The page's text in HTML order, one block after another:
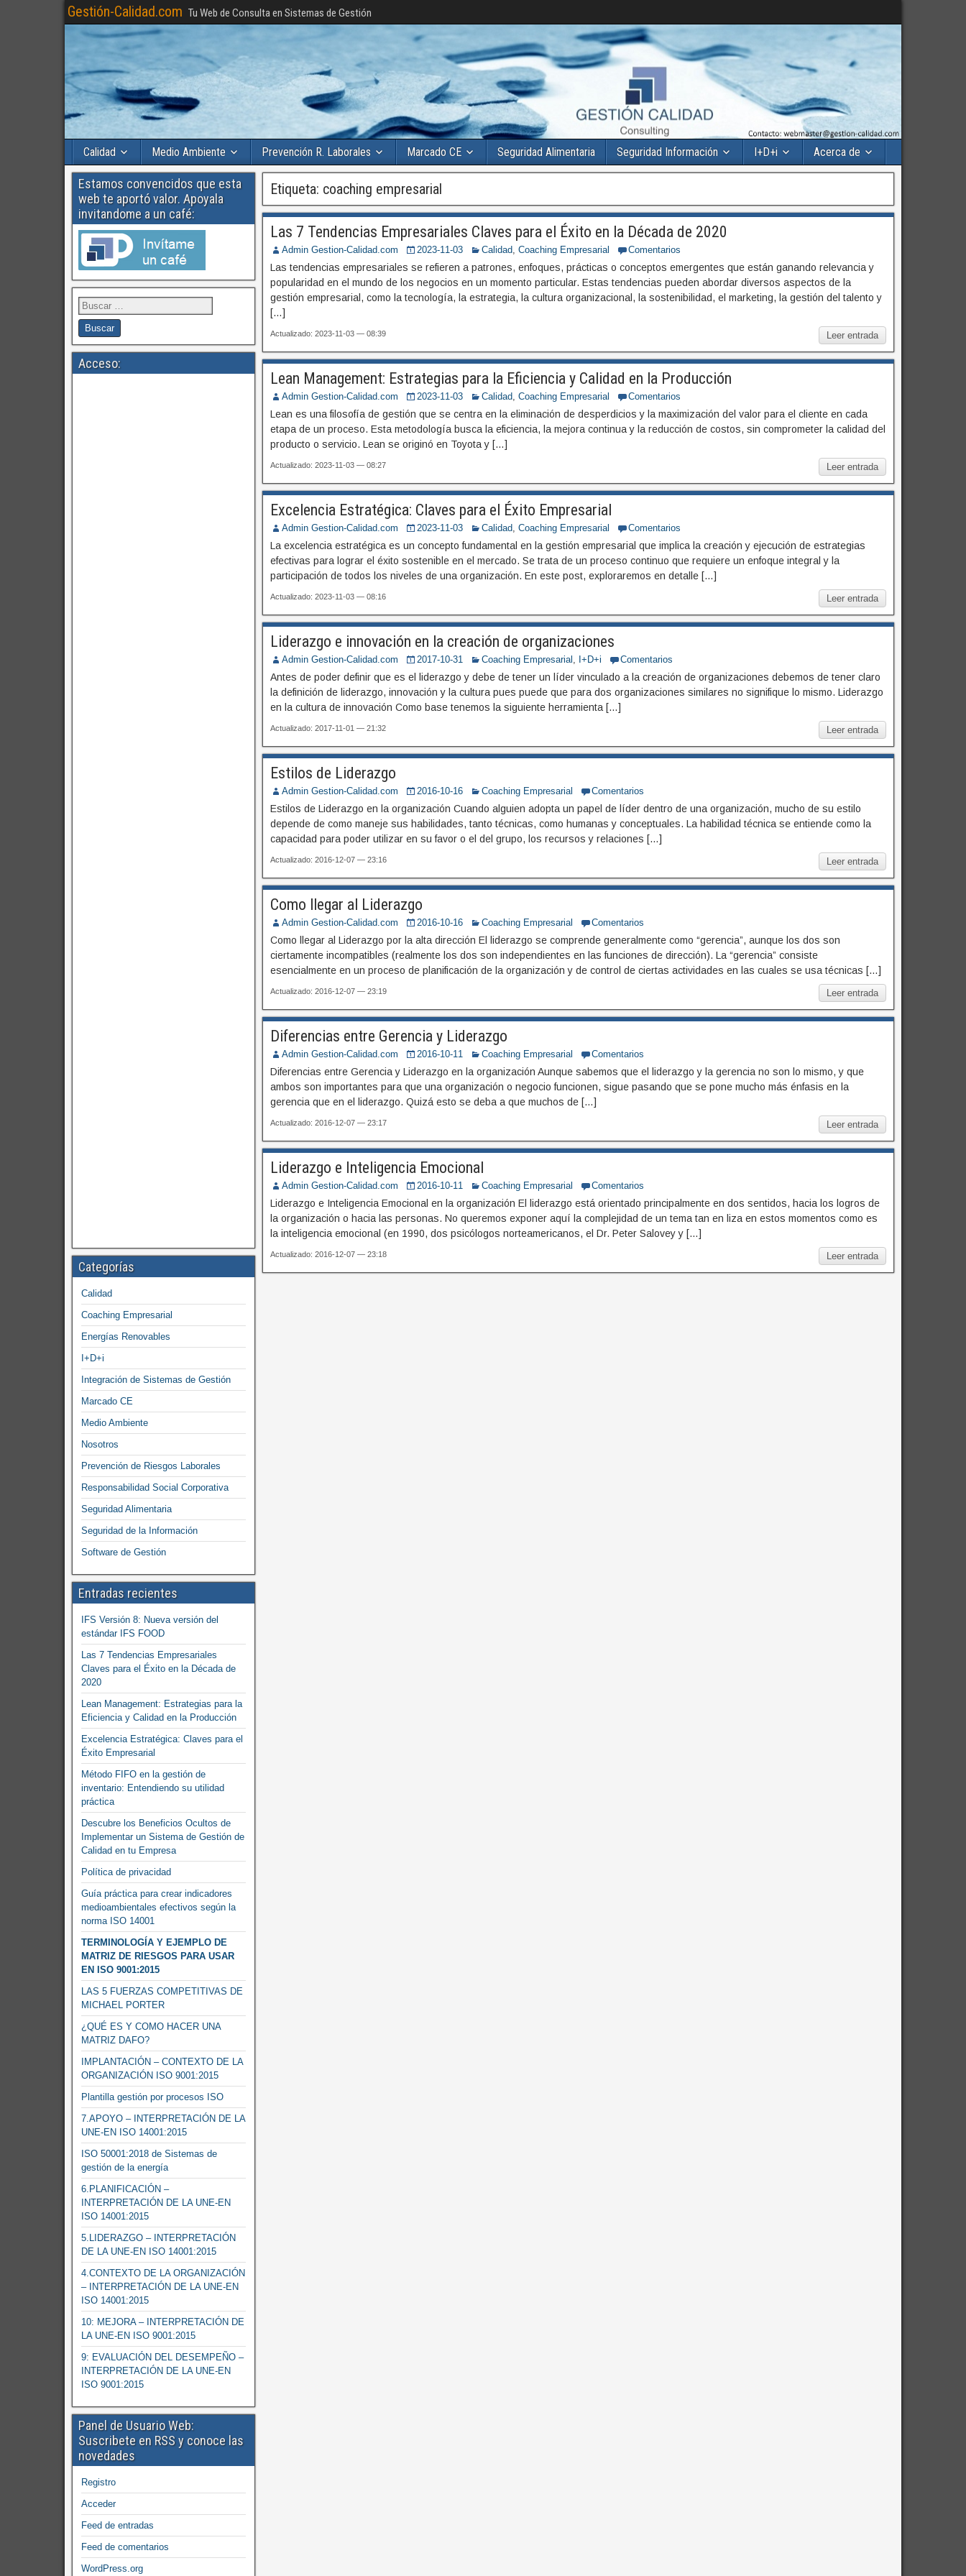
Gestión-Calidad.com Tu Web de Consulta en Sistemas de Gestión
Calidad Medio Ambiente Prevención R. Laborales Marcado CE Seguridad Alimentaria Seguridad Información I+D+i Acerca de
Etiqueta: coaching empresarial
Las 7 Tendencias Empresariales Claves para el Éxito en la Década de 2020
Admin Gestion-Calidad.com 2023-11-03 Calidad,Coaching Empresarial Comentarios
Las tendencias empresariales se refieren a patrones, enfoques, prácticas o conceptos emergentes que están ganando relevancia y
popularidad en el mundo de los negocios en un momento particular. Estas tendencias pueden abordar diversos aspectos de la
gestión empresarial, como la tecnología, la estrategia, la cultura organizacional, la sostenibilidad, el marketing, la gestión del talento y
[…]
Leer entrada
Actualizado: 2023-11-03 — 08:39
Lean Management: Estrategias para la Eficiencia y Calidad en la Producción
Admin Gestion-Calidad.com 2023-11-03 Calidad,Coaching Empresarial Comentarios
Lean es una filosofía de gestión que se centra en la eliminación de desperdicios y la maximización del valor para el cliente en cada
etapa de un proceso. Esta metodología busca la eficiencia, la mejora continua y la reducción de costos, sin comprometer la calidad del
producto o servicio. Lean se originó en Toyota y […]
Leer entrada
Actualizado: 2023-11-03 — 08:27
Excelencia Estratégica: Claves para el Éxito Empresarial
Admin Gestion-Calidad.com 2023-11-03 Calidad,Coaching Empresarial Comentarios
La excelencia estratégica es un concepto fundamental en la gestión empresarial que implica la creación y ejecución de estrategias
efectivas para lograr el éxito sostenible en el mercado. Se trata de un proceso continuo que requiere un enfoque integral y la
participación de todos los niveles de una organización. En este post, exploraremos en detalle […]
Leer entrada
Actualizado: 2023-11-03 — 08:16
Liderazgo e innovación en la creación de organizaciones
Admin Gestion-Calidad.com 2017-10-31 Coaching Empresarial , I+D+i Comentarios
Antes de poder definir que es el liderazgo y debe de tener un líder vinculado a la creación de organizaciones debemos de tener claro
la definición de liderazgo, innovación y la cultura pues puede que para dos organizaciones similares no signifique lo mismo. Liderazgo
en la cultura de innovación Como base tenemos la siguiente herramienta […]
Leer entrada
Actualizado: 2017-11-01 — 21:32
Estilos de Liderazgo
Admin Gestion-Calidad.com 2016-10-16 Coaching Empresarial Comentarios
Estilos de Liderazgo en la organización Cuando alguien adopta un papel de líder dentro de una organización, mucho de su estilo
depende de como maneje sus habilidades, tanto técnicas, como humanas y conceptuales. La habilidad técnica se entiende como la
capacidad para poder utilizar en su favor o el del grupo, los recursos y relaciones […]
Leer entrada
Actualizado: 2016-12-07 — 23:16
Como llegar al Liderazgo
Admin Gestion-Calidad.com 2016-10-16 Coaching Empresarial Comentarios
Como llegar al Liderazgo por la alta dirección El liderazgo se comprende generalmente como “gerencia”, aunque los dos son
ciertamente incompatibles (realmente los dos son independientes en las funciones de dirección). La “gerencia” consiste
esencialmente en un proceso de planificación de la organización y de control de ciertas actividades en las cuales se usa técnicas […]
Leer entrada
Actualizado: 2016-12-07 — 23:19
Diferencias entre Gerencia y Liderazgo
Admin Gestion-Calidad.com 2016-10-11 Coaching Empresarial Comentarios
Diferencias entre Gerencia y Liderazgo en la organización Aunque sabemos que el liderazgo y la gerencia no son lo mismo, y que
ambos son importantes para que una organización o negocio funcionen, sigue pasando que se pone mucho más énfasis en la
gerencia que en el liderazgo. Quizá esto se deba a que muchos de […]
Leer entrada
Actualizado: 2016-12-07 — 23:17
Liderazgo e Inteligencia Emocional
Admin Gestion-Calidad.com 2016-10-11 Coaching Empresarial Comentarios
Liderazgo e Inteligencia Emocional en la organización El liderazgo está orientado principalmente en dos sentidos, hacia los logros de
la organización o hacia las personas. No queremos exponer aquí la complejidad de un tema tan en liza en estos momentos como es
la inteligencia emocional (en 1990, dos psicólogos norteamericanos, el Dr. Peter Salovey y […]
Leer entrada
Actualizado: 2016-12-07 — 23:18
Estamos convencidos que esta
web te aportó valor. Apoyala
invitandome a un café:
Acceso:
Categorías
Calidad
Coaching Empresarial
Energías Renovables
I+D+i
Integración de Sistemas de Gestión
Marcado CE
Medio Ambiente
Nosotros
Prevención de Riesgos Laborales
Responsabilidad Social Corporativa
Seguridad Alimentaria
Seguridad de la Información
Software de Gestión
Entradas recientes
IFS Versión 8: Nueva versión del
estándar IFS FOOD
Las 7 Tendencias Empresariales
Claves para el Éxito en la Década de
2020
Lean Management: Estrategias para la
Eficiencia y Calidad en la Producción
Excelencia Estratégica: Claves para el
Éxito Empresarial
Método FIFO en la gestión de
inventario: Entendiendo su utilidad
práctica
Descubre los Beneficios Ocultos de
Implementar un Sistema de Gestión de
Calidad en tu Empresa
Política de privacidad
Guía práctica para crear indicadores
medioambientales efectivos según la
norma ISO 14001
TERMINOLOGÍA Y EJEMPLO DE
MATRIZ DE RIESGOS PARA USAR
EN ISO 9001:2015
LAS 5 FUERZAS COMPETITIVAS DE
MICHAEL PORTER
¿QUÉ ES Y COMO HACER UNA
MATRIZ DAFO?
IMPLANTACIÓN – CONTEXTO DE LA
ORGANIZACIÓN ISO 9001:2015
Plantilla gestión por procesos ISO
7.APOYO – INTERPRETACIÓN DE LA
UNE-EN ISO 14001:2015
ISO 50001:2018 de Sistemas de
gestión de la energía
6.PLANIFICACIÓN –
INTERPRETACIÓN DE LA UNE-EN
ISO 14001:2015
5.LIDERAZGO – INTERPRETACIÓN
DE LA UNE-EN ISO 14001:2015
4.CONTEXTO DE LA ORGANIZACIÓN
– INTERPRETACIÓN DE LA UNE-EN
ISO 14001:2015
10: MEJORA – INTERPRETACIÓN DE
LA UNE-EN ISO 9001:2015
9: EVALUACIÓN DEL DESEMPEÑO –
INTERPRETACIÓN DE LA UNE-EN
ISO 9001:2015
Panel de Usuario Web:
Suscribete en RSS y conoce las
novedades
Registro
Acceder
Feed de entradas
Feed de comentarios
WordPress.org